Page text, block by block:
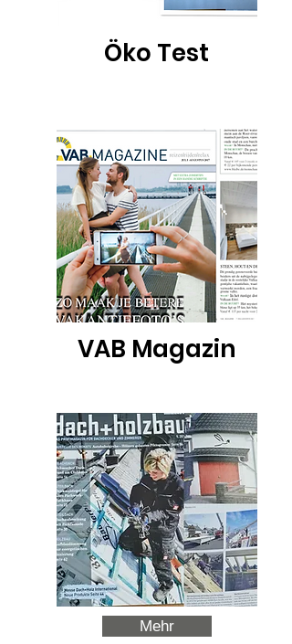
Öko Test
VAB Magazin
Mehr